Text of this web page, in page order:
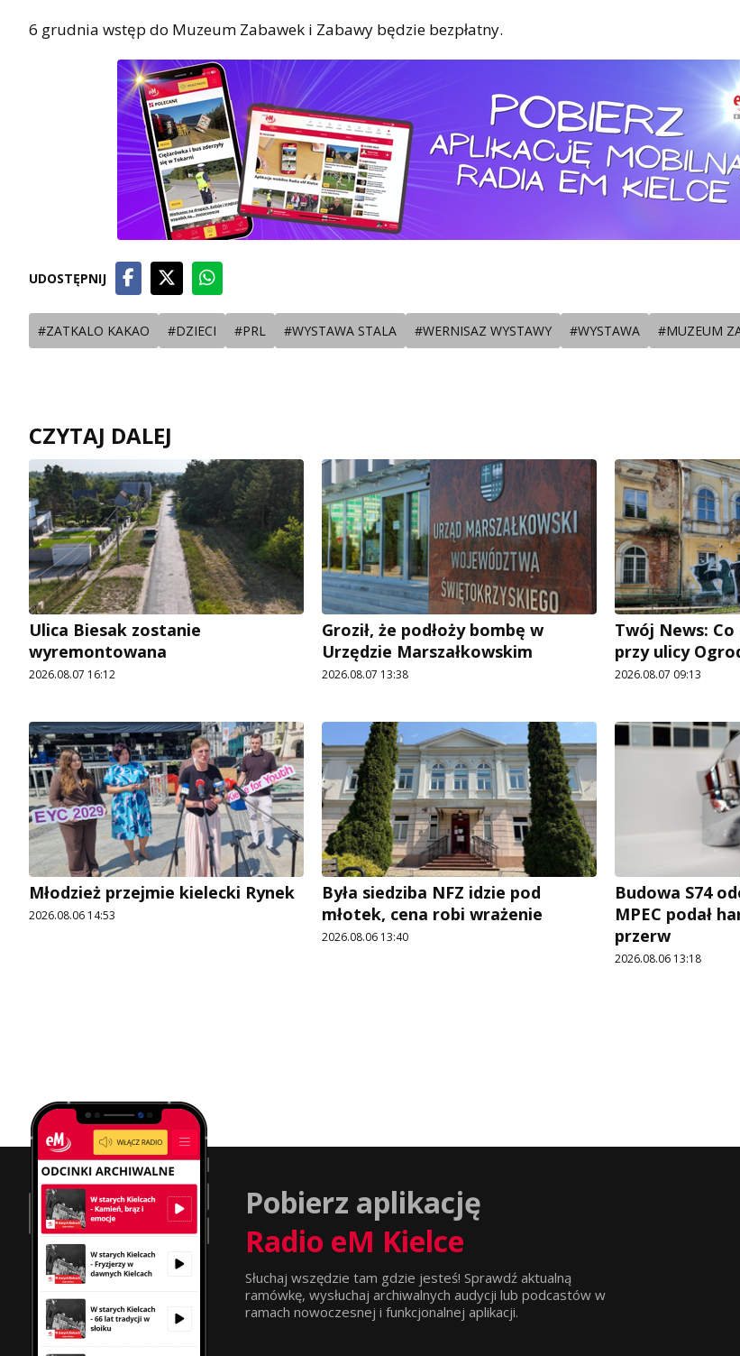
6 grudnia wstęp do Muzeum Zabawek i Zabawy będzie bezpłatny.
UDOSTĘPNIJ
#ZATKALO KAKAO #DZIECI #PRL #WYSTAWA STALA #WERNISAZ WYSTAWY #WYSTAWA #MUZEUM
CZYTAJ DALEJ
Ulica Biesak zostanie
wyremontowana
2026.08.07 16:12
Groził, że podłoży bombę w
Urzędzie Marszałkowskim
2026.08.07 13:38
Twój News: Co
przy ulicy
2026.08.07 09:13
Młodzież przejmie kielecki Rynek
2026.08.06 14:53
Była siedziba NFZ idzie pod
młotek, cena robi wrażenie
2026.08.06 13:40
Budowa S74
MPEC podał
przerw
2026.08.06 13:18
Pobierz aplikację
Radio eM Kielce
Słuchaj wszędzie tam gdzie jesteś! Sprawdź aktualną
ramówkę, wysłuchaj archiwalnych audycji lub podcastów w
ramach nowoczesnej i funkcjonalnej aplikacji.